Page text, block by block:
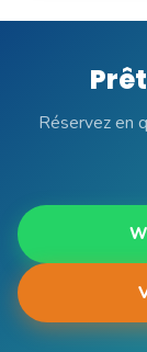
Réservez en